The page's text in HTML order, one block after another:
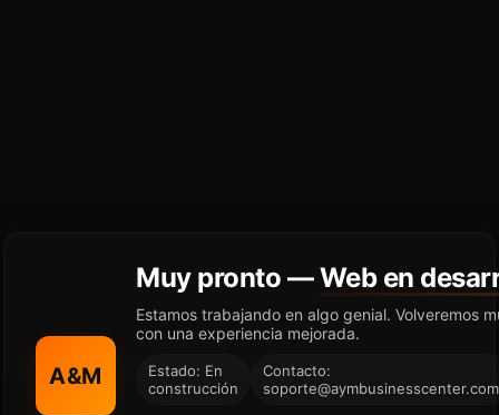
A&M
Muy pronto —Web en
Estamos trabajando en algo genial. Volveremos
con una experiencia mejorada.
Estado: En
construcción
Contacto:
soporte@aymbusinesscenter.com